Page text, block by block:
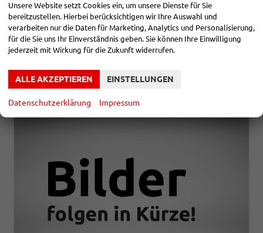
Fahrzeugnr. 865180 Getriebe Schalt. 6-Gang
Kraftstoff Benzin Leistung 85 kW (116 PS)
25.390,– €
incl. 19% MwSt.
DETAILS
CO -Klasse:D
CO2-Emissionen:135,00 g/km
Unsere Website setzt Cookies ein, um unsere Dienste für Sie
bereitzustellen. Hierbei berücksichtigen wir Ihre Auswahl und
verarbeiten nur die Daten für Marketing, Analytics und Personalisierung,
für die Sie uns Ihr Einverständnis geben. Sie können Ihre Einwilligung
jederzeit mit Wirkung für die Zukunft widerrufen.
ALLE AKZEPTIEREN EINSTELLUNGEN
Datenschutzerklärung Impressum